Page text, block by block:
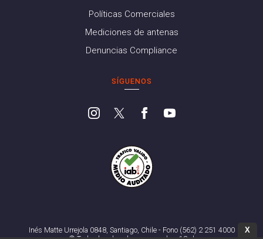
Políticas Comerciales
Mediciones de antenas
Denuncias Compliance
SÍGUENOS
Inés Matte Urrejola 0848, Santiago, Chile - Fono (562) 2 251 4000
X